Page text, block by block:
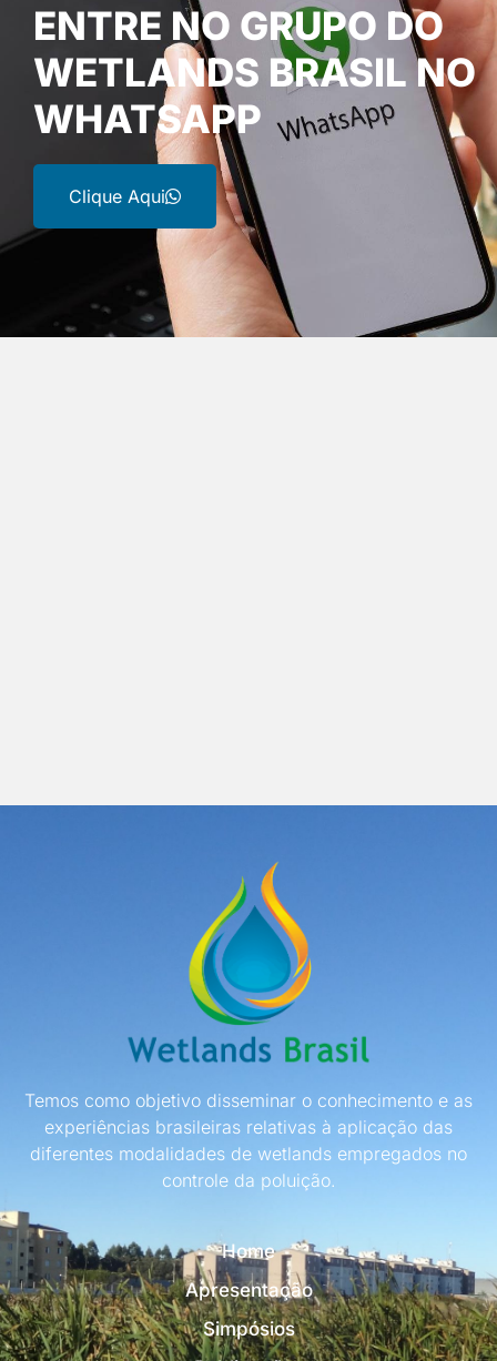
ENTRE NO GRUPO DO
WETLANDS BRASIL NO
WHATSAPP
Clique Aqui
Temos como objetivo disseminar o conhecimento e as
experiências brasileiras relativas à aplicação das
diferentes modalidades de wetlands empregados no
controle da poluição.
Home
Apresentação
Simpósios